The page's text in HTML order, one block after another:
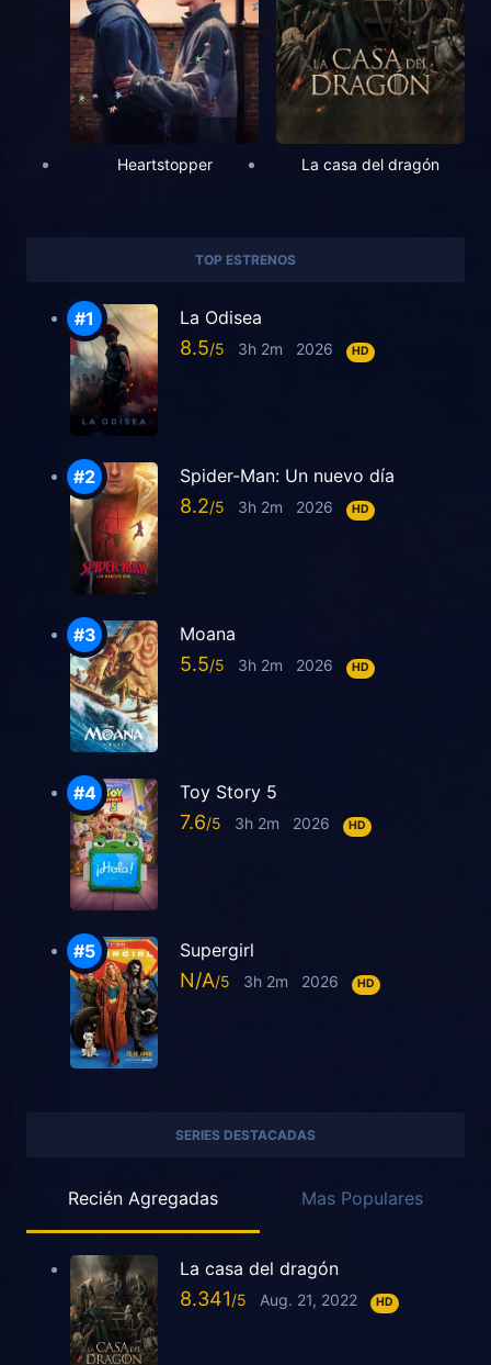
Heartstopper La casa del dragón
TOP ESTRENOS
La Odisea
8.5 3h 2m 2026 HD
Spider-Man: Un nuevo día
8.2 3h 2m 2026 HD
Moana
5.5 3h 2m 2026 HD
Toy Story 5
7.6 3h 2m 2026 HD
Supergirl
N/A 3h 2m 2026 HD
SERIES DESTACADAS
Recién Agregadas Mas Populares
La casa del dragón
8.341 Aug. 21, 2022 HD